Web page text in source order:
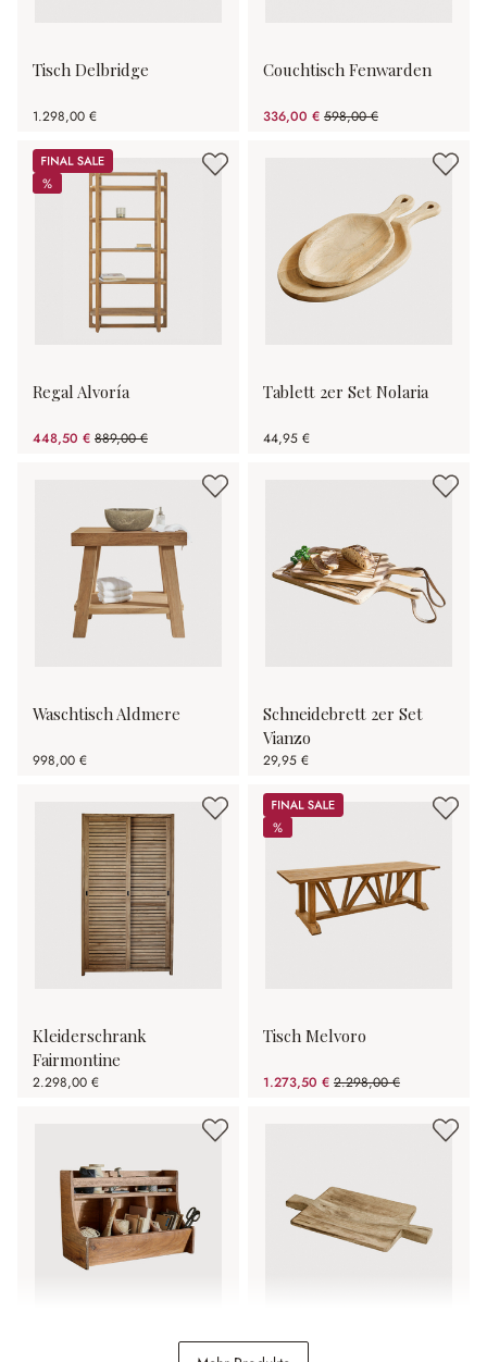
Tisch Delbridge
1.298,00 €
Couchtisch Fenwarden
336,00 € 598,00 €
(43.81% gespart)
Sale
%
%
Regal Alvoría
448,50 € 889,00 €
(49.55% gespart)
Tablett 2er Set Nolaria
44,95 €
Waschtisch Aldmere
998,00 €
Schneidebrett 2er Set
Vianzo
29,95 €
Kleiderschrank
Fairmontine
2.298,00 €
Sale
%
%
Tisch Melvoro
1.273,50 € 2.298,00 €
(44.58% gespart)
Wandorganizer Fenwicke Tablett Vinoros